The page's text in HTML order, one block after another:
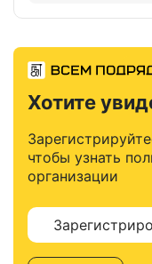
Хотите
чтобы узнать
организации